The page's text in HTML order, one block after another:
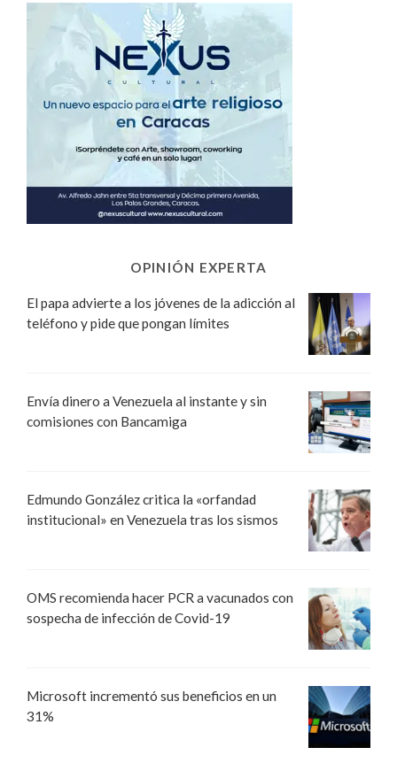
OPINIÓN EXPERTA
El papa advierte a los jóvenes de la adicción al
teléfono y pide que pongan límites
Envía dinero a Venezuela al instante y sin
comisiones con Bancamiga
Edmundo González critica la «orfandad
institucional» en Venezuela tras los sismos
OMS recomienda hacer PCR a vacunados con
sospecha de infección de Covid-19
Microsoft incrementó sus beneficios en un
31%